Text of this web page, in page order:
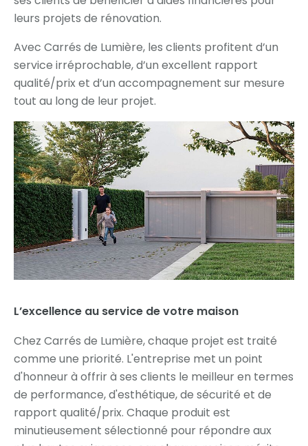
leurs projets de rénovation.
Avec Carrés de Lumière, les clients profitent d’un
service irréprochable, d’un excellent rapport
qualité/prix et d’un accompagnement sur mesure
tout au long de leur projet.
L’excellence au service de votre maison
Chez Carrés de Lumière, chaque projet est traité
comme une priorité. L'entreprise met un point
d'honneur à offrir à ses clients le meilleur en termes
de performance, d'esthétique, de sécurité et de
rapport qualité/prix. Chaque produit est
minutieusement sélectionné pour répondre aux